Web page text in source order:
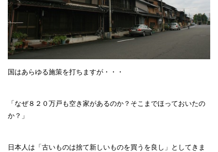
国はあらゆる施策を打ちますが・・・
「なぜ８２０万戸も空き家があるのか？そこまでほっておいたの
か？」
日本人は「古いものは捨て新しいものを買うを良し」としてきま